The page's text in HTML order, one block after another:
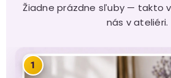
Žiadne prázdne sľuby — takto
nás v ateliéri.
1